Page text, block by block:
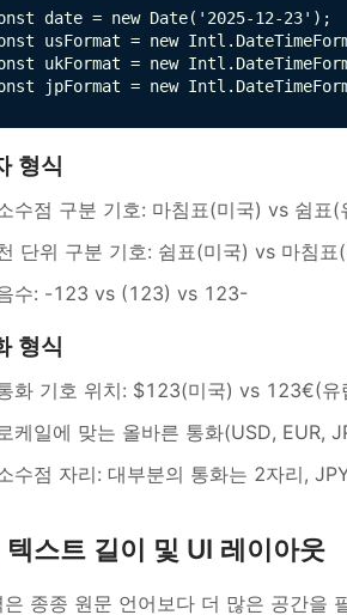
date = new Date('2025-12-23');
usFormat = new
ukFormat = new
jpFormat = new
형식
수점 구분 기호: 마침표(미국) vs 쉼표(
단위 구분 기호: 쉼표(미국) vs 마침
수: -123 vs (123) vs 123-
형식
화 기호 위치: $123(미국) vs 123€(유
케일에 맞는 올바른 통화(USD, EUR,
수점 자리: 대부분의 통화는 2자리,
텍스트 길이 및 UI 레이아웃
은 종종 원문 언어보다 더 많은 공간을